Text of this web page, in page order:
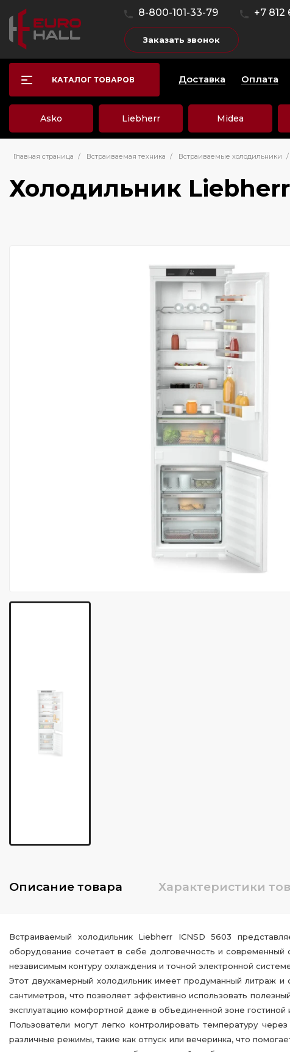
8-800-101-33-79 +7 812
Заказать звонок
КАТАЛОГ ТОВАРОВ Доставка Оплата
Asko Liebherr Midea
Главная страница / Встраиваемая техника / Встраиваемые холодильники /
Холодильник Liebherr
Описание товара Характеристики
Встраиваемый холодильник Liebherr ICNSD 5603
оборудование сочетает в себе долговечность и
независимым контуру охлаждения и точной электронной
Этот двухкамерный холодильник имеет продуманный литраж
сантиметров, что позволяет эффективно использовать
эксплуатацию комфортной даже в объединенной зоне гостиной
Пользователи могут легко контролировать температуру
различные режимы, такие как отпуск или вечеринка, что